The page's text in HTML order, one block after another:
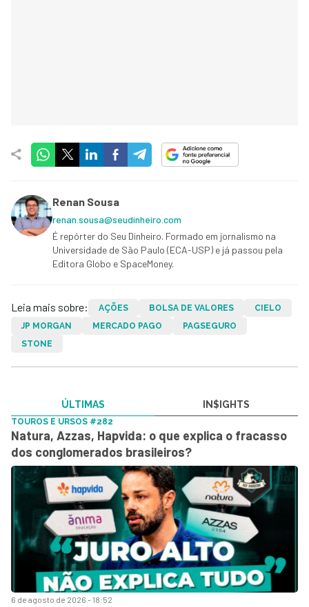
Renan Sousa
renan.sousa@seudinheiro.com
É repórter do Seu Dinheiro. Formado em jornalismo na
Universidade de São Paulo (ECA-USP) e já passou pela
Editora Globo e SpaceMoney.
Leia mais sobre: AÇÕES BOLSA DE VALORES
CIELO
JP MORGAN
MERCADO PAGO
PAGSEGURO
STONE
ÚLTIMAS IN$IGHTS
6 de agosto de 2026 - 18:52
TOUROS E URSOS #282
Natura, Azzas, Hapvida: o que explica o fracasso
dos conglomerados brasileiros?